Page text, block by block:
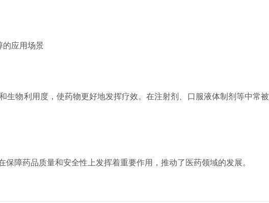
物利用度，使药物更好地发挥疗效。在注射剂、口服液体制剂等中常
障药品质量和安全性上发挥着重要作用，推动了医药领域的发展。